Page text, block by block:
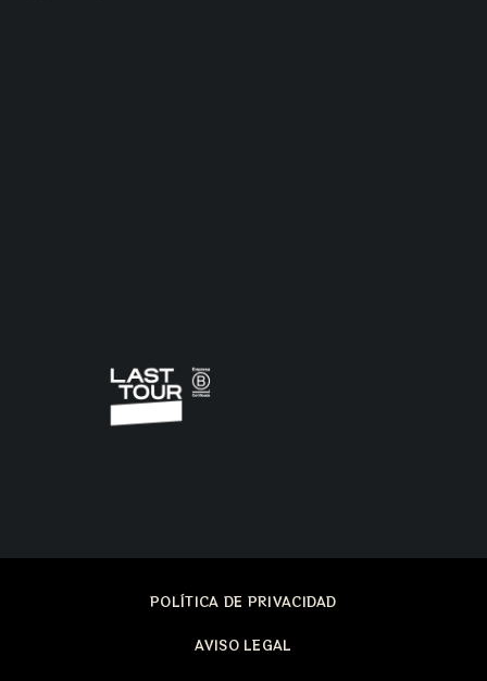
POLÍTICA DE PRIVACIDAD
AVISO LEGAL